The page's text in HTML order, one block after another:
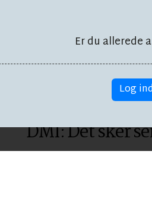
Er du allerede
Log
DMI: Det sker